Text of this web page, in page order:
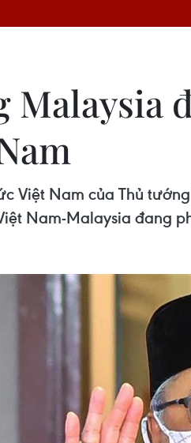
Malaysia
Việt Nam của Thủ
Nam-Malaysia đang